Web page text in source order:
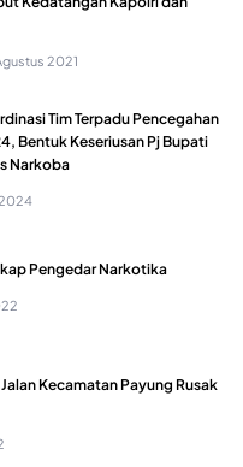
2021
Tim Terpadu Pencegahan
Bentuk Keseriusan Pj Bupati
Narkoba
Pengedar Narkotika
Kecamatan Payung Rusak